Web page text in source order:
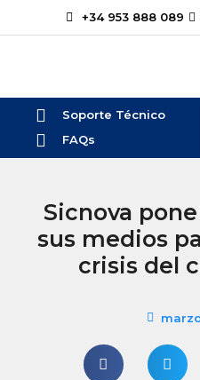
+34 953 888 089
Soporte Técnico
FAQs
Sicnova
sus medios
crisis del